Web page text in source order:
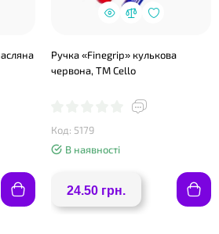
Ручка «Finegrip» кулькова
червона, ТМ Cello
Код: 5179
В наявності
24.50 грн.